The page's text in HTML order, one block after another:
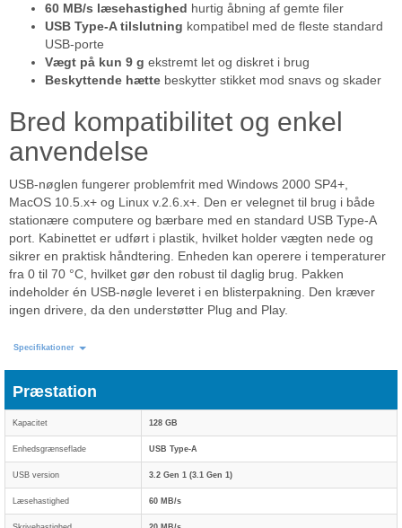
60 MB/s læsehastighed hurtig åbning af gemte filer
USB Type-A tilslutning kompatibel med de fleste standard
USB-porte
Vægt på kun 9 g ekstremt let og diskret i brug
Beskyttende hætte beskytter stikket mod snavs og skader
Bred kompatibilitet og enkel
anvendelse
USB-nøglen fungerer problemfrit med Windows 2000 SP4+,
MacOS 10.5.x+ og Linux v.2.6.x+. Den er velegnet til brug i både
stationære computere og bærbare med en standard USB Type-A
port. Kabinettet er udført i plastik, hvilket holder vægten nede og
sikrer en praktisk håndtering. Enheden kan operere i temperaturer
fra 0 til 70 °C, hvilket gør den robust til daglig brug. Pakken
indeholder én USB-nøgle leveret i en blisterpakning. Den kræver
ingen drivere, da den understøtter Plug and Play.
Specifikationer
Præstation
Kapacitet 128 GB
Enhedsgrænseflade USB Type-A
USB version 3.2 Gen 1 (3.1 Gen 1)
Læsehastighed 60 MB/s